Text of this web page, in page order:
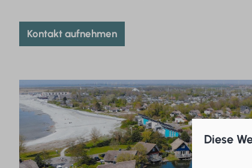
Kontakt aufnehmen
Diese